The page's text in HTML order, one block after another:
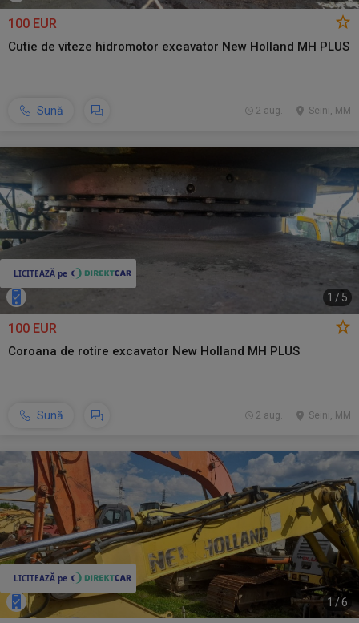
100 EUR
Cutie de viteze hidromotor excavator New Holland MH PLUS
Sună Seini, MM
2 aug.
1 / 5
100 EUR
Coroana de rotire excavator New Holland MH PLUS
Sună Seini, MM
2 aug.
1 /6